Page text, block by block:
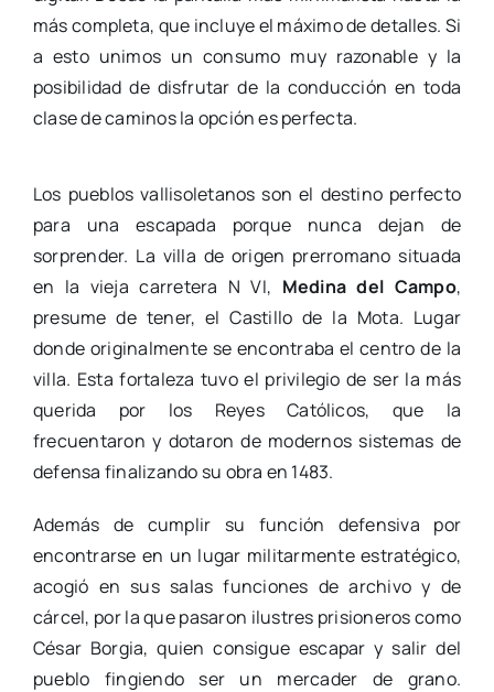
más completa, que incluye el máximo de detalles. Si
a esto unimos un consumo muy razonable y la
posibilidad de disfrutar de la conducción en toda
clase de caminos la opción es perfecta.
Los pueblos vallisoletanos son el destino perfecto
para una escapada porque nunca dejan de
sorprender. La villa de origen prerromano situada
en la vieja carretera N VI, Medina del Campo,
presume de tener, el Castillo de la Mota. Lugar
donde originalmente se encontraba el centro de la
villa. Esta fortaleza tuvo el privilegio de ser la más
querida por los Reyes Católicos, que la
frecuentaron y dotaron de modernos sistemas de
defensa finalizando su obra en 1483.
Además de cumplir su función defensiva por
encontrarse en un lugar militarmente estratégico,
acogió en sus salas funciones de archivo y de
cárcel, por la que pasaron ilustres prisioneros como
César Borgia, quien consigue escapar y salir del
pueblo fingiendo ser un mercader de grano.